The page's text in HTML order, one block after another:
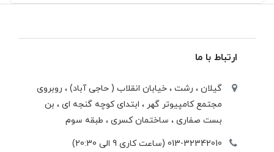
ارتباط با ما
گیلان ، رشت ، خيابان انقلاب ( حاجی آباد) ، روبروی
مجتمع كامپيوتر گهر ، ابتدای كوچه گنجه ای ، بن
بست صفاری ، ساختمان كسری ، طبقه سوم
013-32342010 (ساعت کاری 9 الی 20:30)